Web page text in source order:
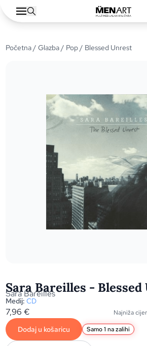
Početna/Glazba/ Pop/ Blessed Unrest
Sara Bareilles - Blessed
Sara Bareilles
Medij: CD
7,96€ Najniža
Dodaj u košaricu Samo 1 na zalihi